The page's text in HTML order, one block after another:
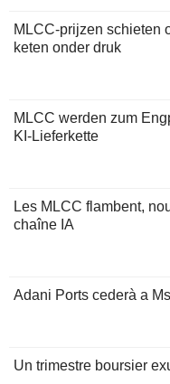
MLCC-prijzen schieten
keten onder druk
MLCC werden zum
KI-Lieferkette
Les MLCC flambent,
chaîne IA
Adani Ports cederà a
Un trimestre boursier